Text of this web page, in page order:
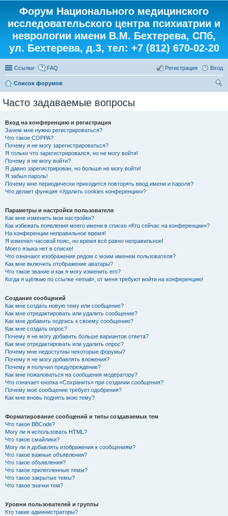
Форум Национального медицинского
исследовательского центра психиатрии и
неврологии имени В.М. Бехтерева, СПб,
ул. Бехтерева, д.3, тел: +7 (812) 670-02-20
Ссылки FAQ Вход
Регистрация
Список форумов
Часто задаваемые вопросы
Вход на конференцию и регистрация
Зачем мне нужно регистрироваться?
Что такое COPPA?
Почему я не могу зарегистрироваться?
Я только что зарегистрировался, но не могу войти!
Почему я не могу войти?
Я давно зарегистрирован, но больше не могу войти!
Я забыл пароль!
Почему мне периодически приходится повторять ввод имени и пароля?
Что делает функция «Удалить cookies конференции»?
Параметры и настройки пользователя
Как мне изменить мои настройки?
Как избежать появления моего имени в списке «Кто сейчас на конференции»?
На конференции неправильное время!
Я изменил часовой пояс, но время всё равно неправильное!
Моего языка нет в списке!
Что означают изображения рядом с моим именем пользователя?
Как мне включить отображение аватары?
Что такое звание и как я могу изменить его?
Когда я щёлкаю по ссылке «email», от меня требуют войти на конференцию!
Создание сообщений
Как мне создать новую тему или сообщение?
Как мне отредактировать или удалить сообщение?
Как мне добавить подпись к своему сообщению?
Как мне создать опрос?
Почему я не могу добавить больше вариантов ответа?
Как мне отредактировать или удалить опрос?
Почему мне недоступны некоторые форумы?
Почему я не могу добавлять вложения?
Почему я получил предупреждение?
Как мне пожаловаться на сообщения модератору?
Что означает кнопка «Сохранить» при создании сообщения?
Почему моё сообщение требует одобрения?
Как мне вновь поднять мою тему?
Форматирование сообщений и типы создаваемых тем
Что такое BBCode?
Могу ли я использовать HTML?
Что такое смайлики?
Могу ли я добавлять изображения к сообщениям?
Что такое важные объявления?
Что такое объявления?
Что такое прилепленные темы?
Что такое закрытые темы?
Что такое значки тем?
Уровни пользователей и группы
Кто такие администраторы?